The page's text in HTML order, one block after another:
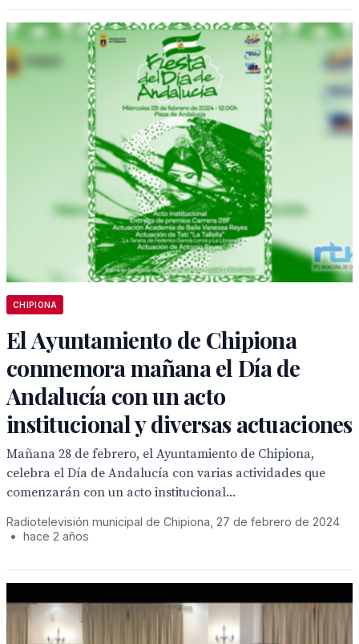
CHIPIONA
El Ayuntamiento de Chipiona
conmemora mañana el Día de
Andalucía con un acto
institucional y diversas actuaciones
Mañana 28 de febrero, el Ayuntamiento de Chipiona,
celebra el Día de Andalucía con varias actividades que
comenzarán con un acto institucional...
Radiotelevisión municipal de Chipiona, 27 de febrero de 2024
• hace 2 años